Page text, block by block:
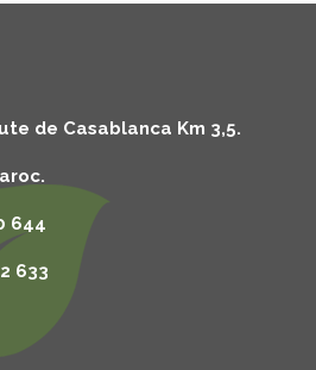
de Casablanca Km 3,5.
644
633